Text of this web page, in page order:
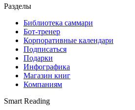
Разделы
Библиотека саммари
Бот-тренер
Корпоративные календари
Подписаться
Подарки
Инфографика
Магазин книг
Компаниям
Smart Reading